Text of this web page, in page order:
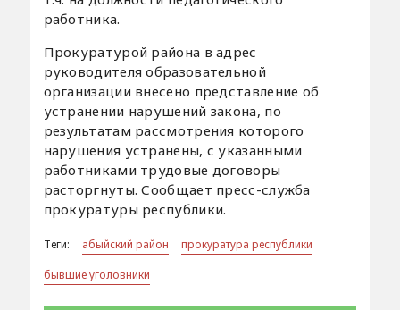
работника.
Прокуратурой района в адрес
руководителя образовательной
организации внесено представление об
устранении нарушений закона, по
результатам рассмотрения которого
нарушения устранены, с указанными
работниками трудовые договоры
расторгнуты. Сообщает пресс-служба
прокуратуры республики.
Теги: абыйский район
прокуратура республики
бывшие уголовники